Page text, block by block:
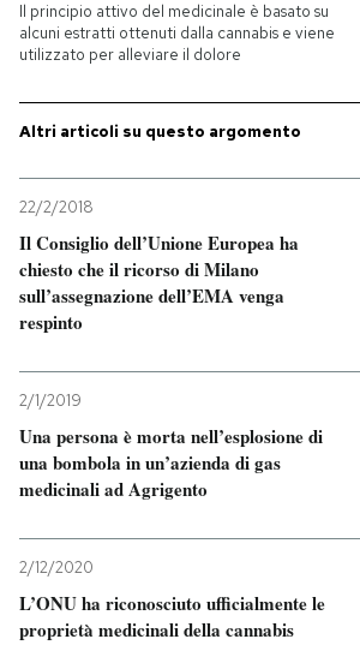
Il principio attivo del medicinale è basato su
alcuni estratti ottenuti dalla cannabis e viene
utilizzato per alleviare il dolore
Altri articoli su questo argomento
22/2/2018
Il Consiglio dell’Unione Europea ha
chiesto che il ricorso di Milano
sull’assegnazione dell’EMA venga
respinto
2/1/2019
Una persona è morta nell’esplosione di
una bombola in un’azienda di gas
medicinali ad Agrigento
2/12/2020
L’ONU ha riconosciuto ufficialmente le
proprietà medicinali della cannabis